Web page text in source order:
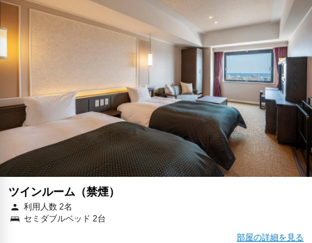
ツインルーム（禁煙）
利用人数 2名
セミダブルベッド 2台
部屋の詳細を見る